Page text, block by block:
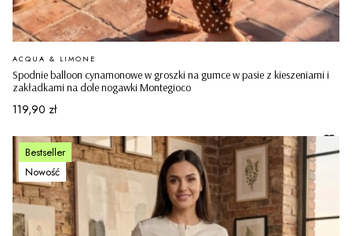
Spodnie balloon cynamonowe w groszki na gumce w pasie z kieszeniami i
zakładkami na dole nogawki Montegioco
PRODUCENT
ACQUA & LIMONE
Cena
119,90 zł
Bestseller
Nowość